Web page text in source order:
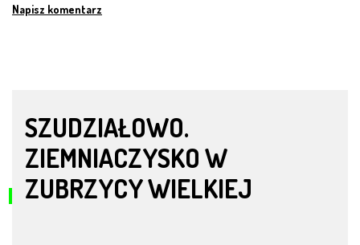
Napisz komentarz
SZUDZIAŁOWO.
ZIEMNIACZYSKO W
ZUBRZYCY WIELKIEJ